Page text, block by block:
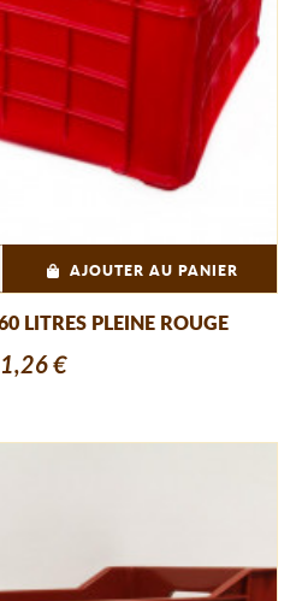
AJOUTER AU PANIER
LITRES PLEINE ROUGE
€